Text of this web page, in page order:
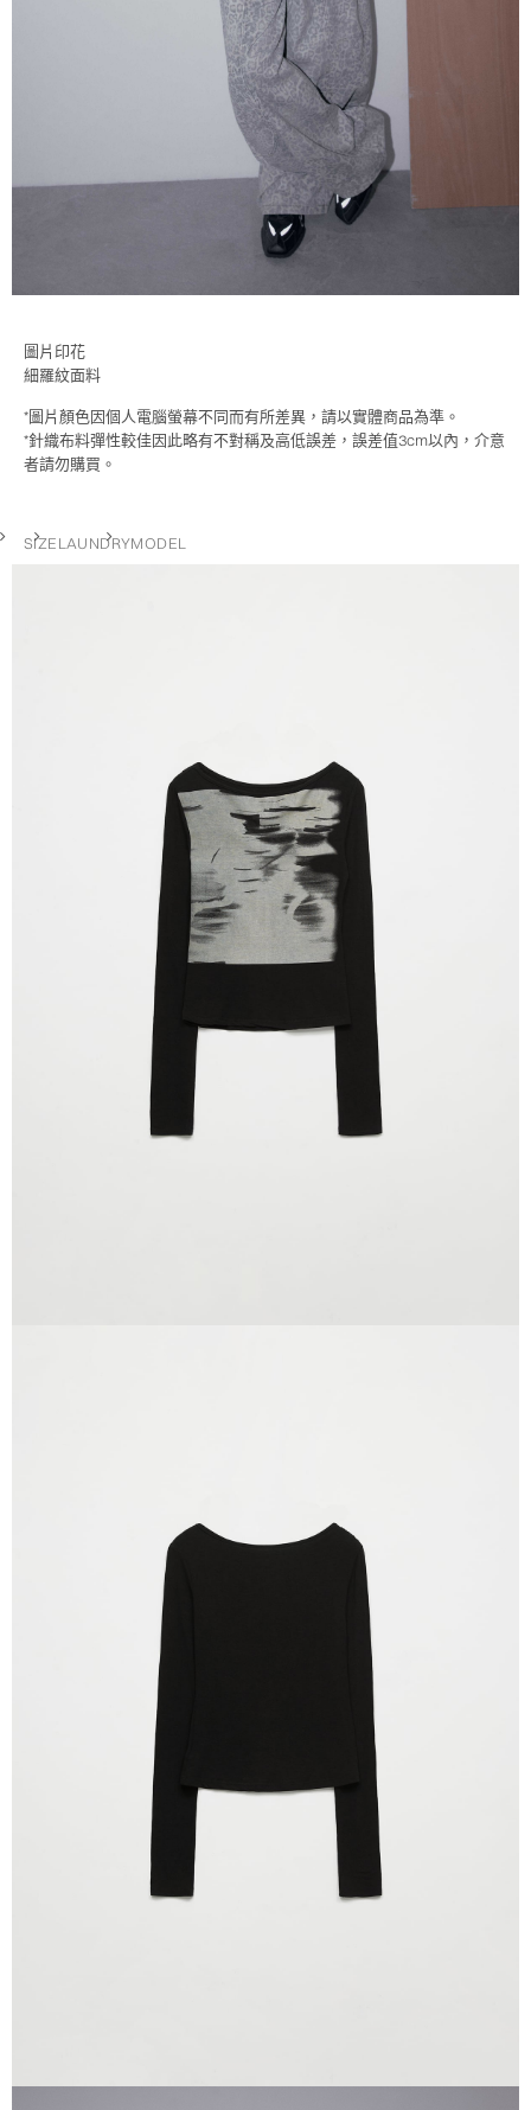
圖片印花
細羅紋面料
*圖片顏色因個人電腦螢幕不同而有所差異，請以實體商品為準。
*針織布料彈性較佳因此略有不對稱及高低誤差，誤差值3cm以內，介意
者請勿購買。
SIZELAUNDRYMODEL